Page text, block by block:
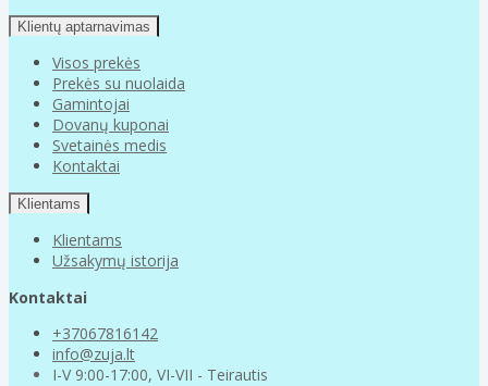
Klientų aptarnavimas
Visos prekės
Prekės su nuolaida
Gamintojai
Dovanų kuponai
Svetainės medis
Kontaktai
Klientams
Klientams
Užsakymų istorija
Kontaktai
+37067816142
info@zuja.lt
I-V 9:00-17:00, VI-VII - Teirautis